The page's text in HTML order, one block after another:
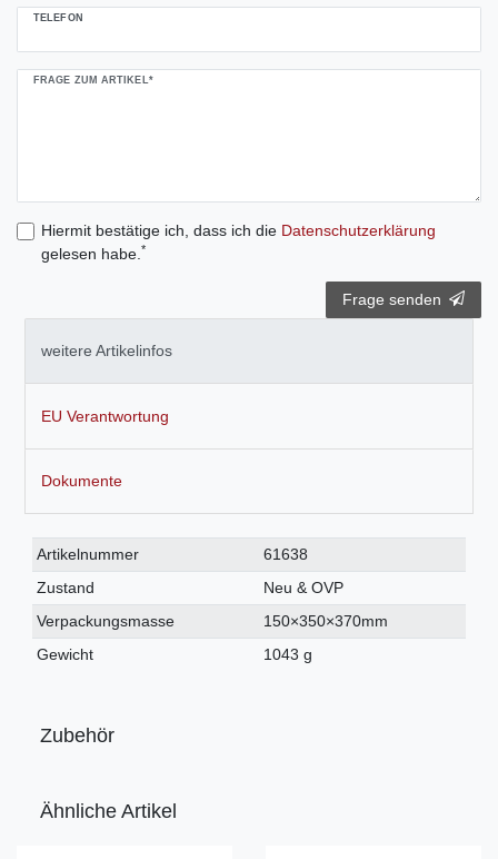
TELEFON
FRAGE ZUM ARTIKEL*
Hiermit bestätige ich, dass ich die Daten­schutz­erklärung
gelesen habe. *
Frage senden
weitere Artikelinfos
EU Verantwortung
Dokumente
Technisches
Merkmal
Wert
Artikelnummer
61638
Zustand
Neu & OVP
Verpackungsmasse
150×350×370mm
Gewicht
1043 g
Zubehör
Ähnliche Artikel